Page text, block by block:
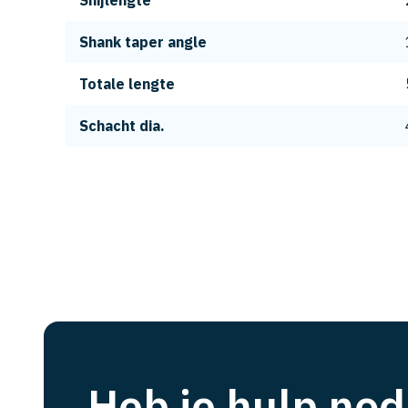
Shank taper angle
Totale lengte
Schacht dia.